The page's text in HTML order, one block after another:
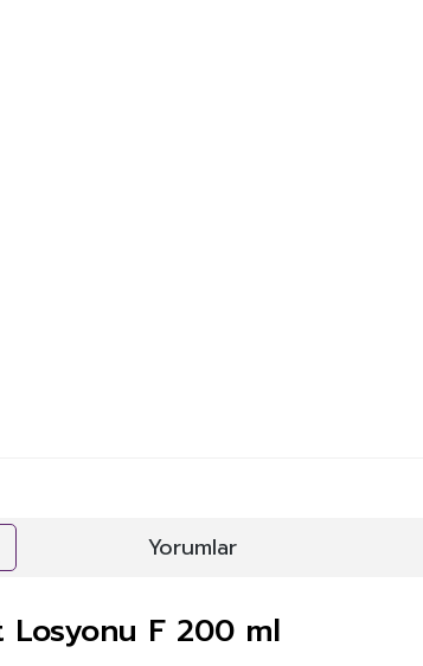
Yorumlar
F 200 ml